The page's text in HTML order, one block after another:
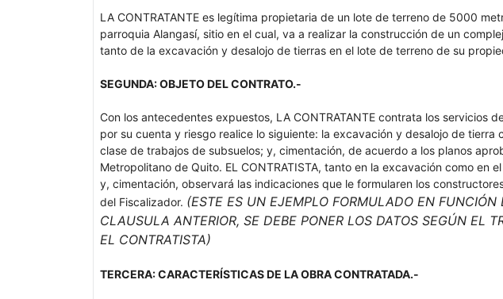
LA CONTRATANTE es legítima propietaria de un lote de terreno de 5000
parroquia Alangasí, sitio en el cual, va a realizar la construcción de un
tanto de la excavación y desalojo de tierras en el lote de terreno de su
SEGUNDA: OBJETO DEL CONTRATO.-
Con los antecedentes expuestos, LA CONTRATANTE contrata los servicios
por su cuenta y riesgo realice lo siguiente: la excavación y desalojo de tierra
clase de trabajos de subsuelos; y, cimentación, de acuerdo a los planos
Metropolitano de Quito. EL CONTRATISTA, tanto en la excavación como en
y, cimentación, observará las indicaciones que le formularen los
del Fiscalizador. (ESTE ES UN EJEMPLO FORMULADO EN
CLAUSULA ANTERIOR, SE DEBE PONER LOS DATOS SEGÚN EL
EL CONTRATISTA)
TERCERA: CARACTERÍSTICAS DE LA OBRA CONTRATADA.-